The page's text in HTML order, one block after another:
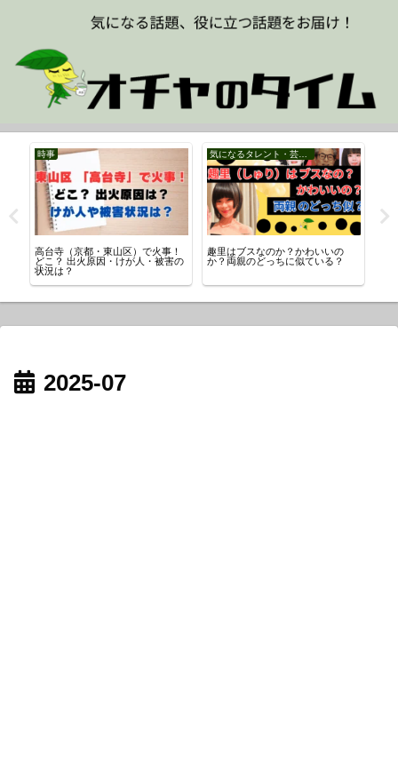
時事
高台寺（京都・東山区）で火事！
どこ？ 出火原因・けが人・被害の
状況は？
気になるタレント・芸能人
趣里はブスなのか？かわいいの
か？両親のどっちに似ている？
2025-07